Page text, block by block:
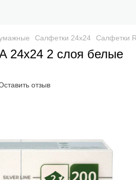
Салфетки 24x24 Салфетки
24х24 2 слоя белые
отзыв